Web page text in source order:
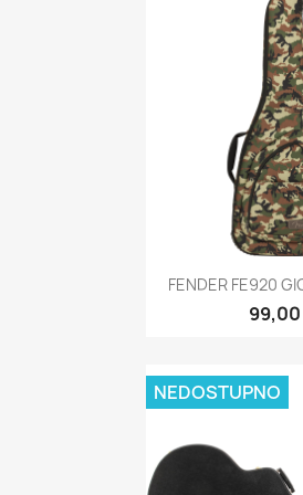
Brzi
FENDER FE920
NEDOSTUPNO